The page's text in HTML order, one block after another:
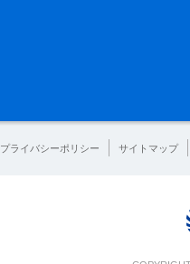
プライバシーポリシー サイトマップ